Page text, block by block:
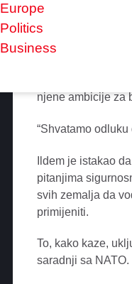
Europe
Politics
Business
“Prvo, dijelimo sa
medunarodnim
bezbjedni”,
Ildem je naglasio
njene ambicije za
“Shvatamo
Ildem je istakao
pitanjima
svih zemalja da
primijeniti.
To, kako kaze,
saradnji sa NATO.